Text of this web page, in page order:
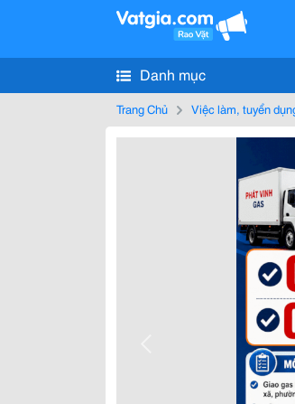
Danh mục
Trang Chủ Việc làm, tuyển